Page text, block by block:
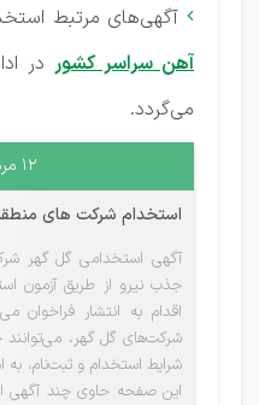
آگهی‌های مرتبط
آهن سراسر کشور در
می‌گردد.
۱۲ مرداد ۱۴۰۵
استخدام شرکت های
آگهی استخدامی گل گهر
جذب نیرو از طریق آزمون
اقدام به انتشار فراخوان
شرکت‌های گل گهر،
شرایط استخدام و ثبت‌نام،
این صفحه حاوی چند آگهی